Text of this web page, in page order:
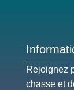
Rejoignez
chasse et